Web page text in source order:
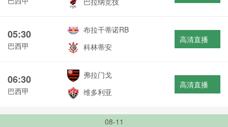
05:30
巴西甲
布拉干蒂诺RB
科林蒂安
高清直播
06:30
巴西甲
弗拉门戈
维多利亚
高清直播
08-11